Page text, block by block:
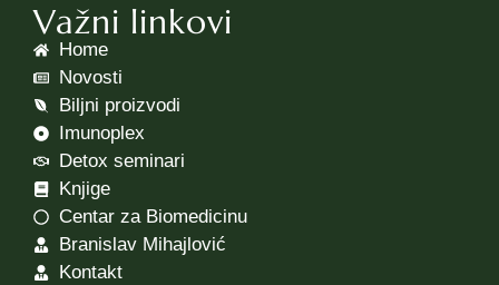
Važni linkovi
Home
Novosti
Biljni proizvodi
Imunoplex
Detox seminari
Knjige
Centar za Biomedicinu
Branislav Mihajlović
Kontakt